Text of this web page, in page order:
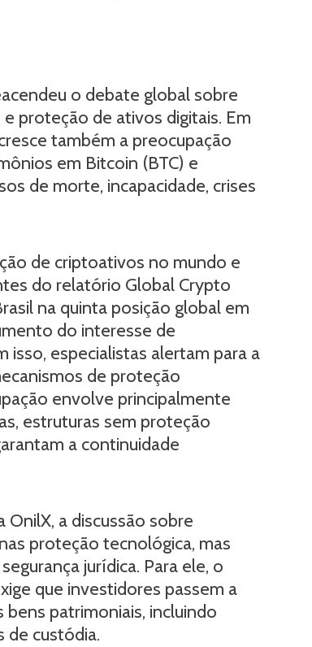
o debate global sobre
proteção de ativos digitais. Em
também a preocupação
em Bitcoin (BTC) e
de morte, incapacidade, crises
de criptoativos no mundo e
do relatório Global Crypto
na quinta posição global em
do interesse de
isso, especialistas alertam para a
de proteção
envolve principalmente
estruturas sem proteção
a continuidade
OnilX, a discussão sobre
proteção tecnológica, mas
jurídica. Para ele, o
que investidores passem a
patrimoniais, incluindo
de custódia.